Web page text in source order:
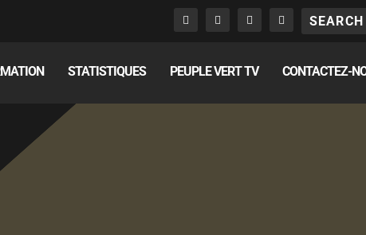
STATISTIQUES PEUPLE VERT TV CONTACTEZ-